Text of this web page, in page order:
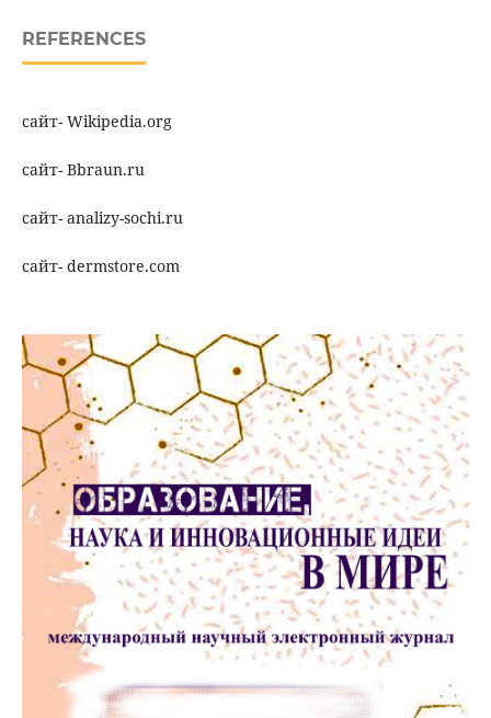
REFERENCES
сайт- Wikipedia.org
сайт- Bbraun.ru
сайт- analizy-sochi.ru
сайт- dermstore.com